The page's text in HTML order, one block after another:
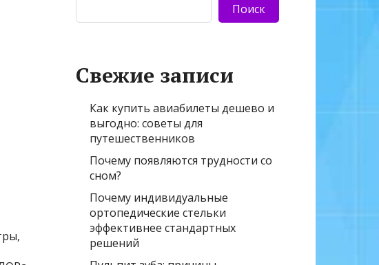
Поиск
Свежие записи
Как купить авиабилеты дешево и
выгодно: советы для
путешественников
Почему появляются трудности со
сном?
Почему индивидуальные
ортопедические стельки
эффективнее стандартных
решений